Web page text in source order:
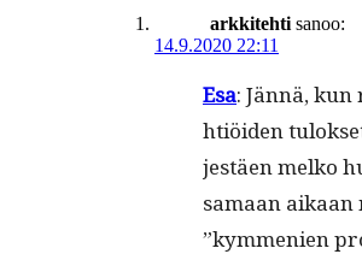
arkkitehti sanoo:
14.9.2020 22:11
Esa: Jän­nä,
htiöi­den
jestäen melko
samaan aikaan
”kym­me­nien